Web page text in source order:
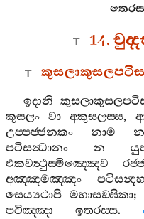
14.
ඉදානි
කුසලං
වා අකුසලස‍්ස,
උප‍්පජ‍්ජනකං
නාම
පටිසන්‍ධානං
න
එකවත්‍ථුස‍්මිඤ‍්ඤෙව
අඤ‍්ඤමඤ‍්ඤං
සෙය්‍යථාපි මහාසඞ‍්ඝිකා;
පටිඤ‍්ඤා
ඉතරස‍්ස.